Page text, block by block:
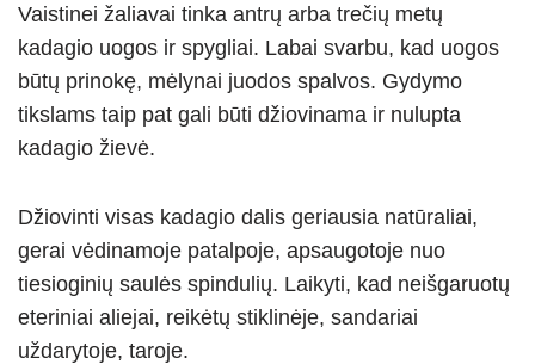
Vaistinei žaliavai tinka antrų arba trečių metų
kadagio uogos ir spygliai. Labai svarbu, kad uogos
būtų prinokę, mėlynai juodos spalvos. Gydymo
tikslams taip pat gali būti džiovinama ir nulupta
kadagio žievė.
Džiovinti visas kadagio dalis geriausia natūraliai,
gerai vėdinamoje patalpoje, apsaugotoje nuo
tiesioginių saulės spindulių. Laikyti, kad neišgaruotų
eteriniai aliejai, reikėtų stiklinėje, sandariai
uždarytoje, taroje.